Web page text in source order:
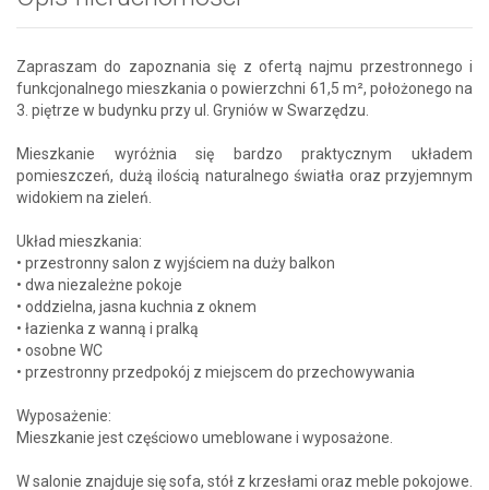
Zapraszam do zapoznania się z ofertą najmu przestronnego i
funkcjonalnego mieszkania o powierzchni 61,5 m², położonego na
3. piętrze w budynku przy ul. Gryniów w Swarzędzu.
Mieszkanie wyróżnia się bardzo praktycznym układem
pomieszczeń, dużą ilością naturalnego światła oraz przyjemnym
widokiem na zieleń.
Układ mieszkania:
• przestronny salon z wyjściem na duży balkon
• dwa niezależne pokoje
• oddzielna, jasna kuchnia z oknem
• łazienka z wanną i pralką
• osobne WC
• przestronny przedpokój z miejscem do przechowywania
Wyposażenie:
Mieszkanie jest częściowo umeblowane i wyposażone.
W salonie znajduje się sofa, stół z krzesłami oraz meble pokojowe.